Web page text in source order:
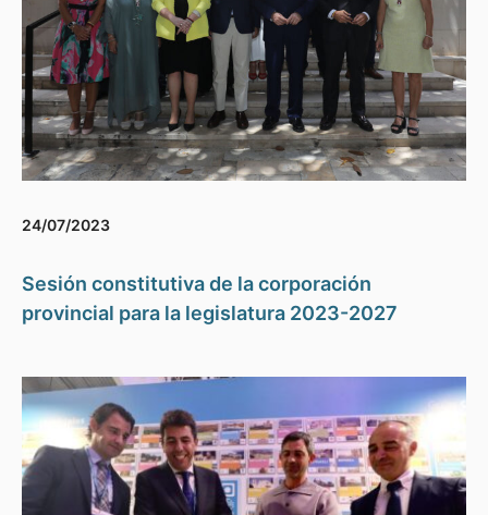
24/07/2023
Sesión constitutiva de la corporación
provincial para la legislatura 2023-2027